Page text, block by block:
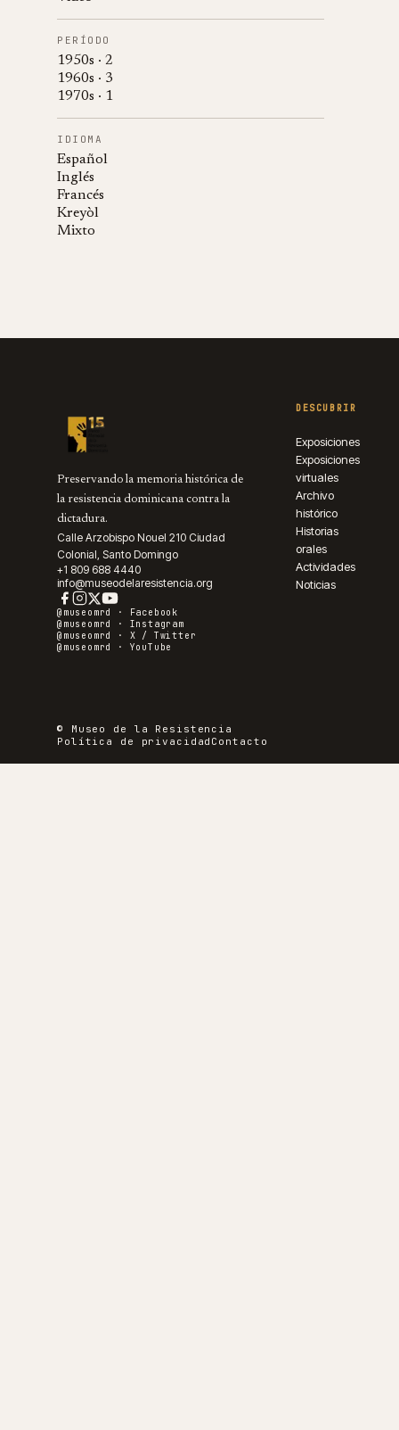
PERÍODO
1950s · 2
1960s · 3
1970s · 1
IDIOMA
Español
Inglés
Francés
Kreyòl
Mixto
Preservando la memoria histórica de
la resistencia dominicana contra la
dictadura.
Calle Arzobispo Nouel 210 Ciudad
Colonial, Santo Domingo
+1 809 688 4440
info@museodelaresistencia.org
@museomrd ·
Facebook
@museomrd · Instagram
@museomrd · X / Twitter
@museomrd · YouTube
DESCUBRIR
Exposiciones
Exposiciones
virtuales
Archivo
histórico
Historias
orales
Actividades
Noticias
© Museo de la Resistencia
Política de privacidad Contacto